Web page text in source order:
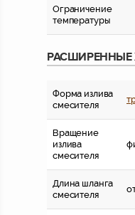
Ограничение
температуры
РАСШИРЕННЫЕ
Форма излива
смесителя
Вращение
излива
смесителя
Длина шланга
смесителя